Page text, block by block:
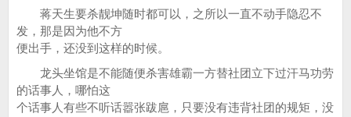
蒋天生要杀靓坤随时都可以，之所以一直不动手隐忍不
发，那是因为他不方
便出手，还没到这样的时候。
龙头坐馆是不能随便杀害雄霸一方替社团立下过汗马功劳
的话事人，哪怕这
个话事人有些不听话嚣张跋扈，只要没有违背社团的规矩，没